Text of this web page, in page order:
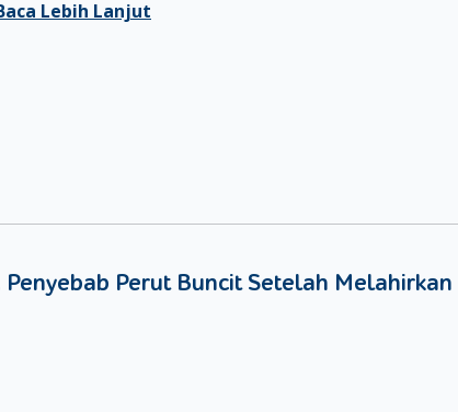
khusus. Moms bisa menempelkan gambar – gambar
tak ada salahnya Moms mulai memperkenalkan si
salahnya Moms mulai membuatkan jadwal aktivitas si
hari dengan adanya waktu atau jamnya. Misalnya, pukul
makan siang, dan seterusnya. Moms bisa menempelkan
Penyebab Perut Buncit Setelah Melahirkan